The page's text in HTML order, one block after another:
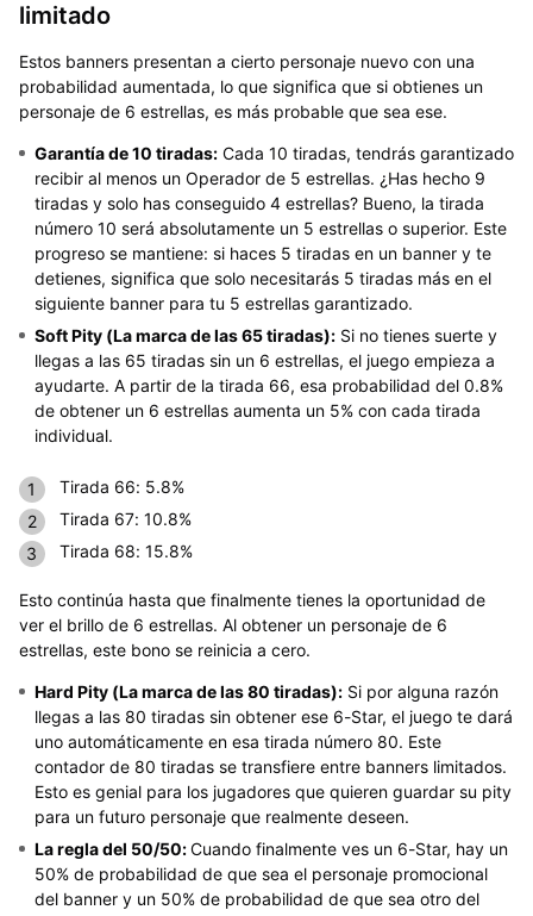
limitado
Estos banners presentan a cierto personaje nuevo con una
probabilidad aumentada, lo que significa que si obtienes un
personaje de 6 estrellas, es más probable que sea ese.
Garantía de 10 tiradas:Cada 10 tiradas, tendrás garantizado
recibir al menos un Operador de 5 estrellas. ¿Has hecho 9
tiradas y solo has conseguido 4 estrellas? Bueno, la tirada
número 10 será absolutamente un 5 estrellas o superior. Este
progreso se mantiene: si haces 5 tiradas en un banner y te
detienes, significa que solo necesitarás 5 tiradas más en el
siguiente banner para tu 5 estrellas garantizado.
Soft Pity (La marca de las 65 tiradas):Si no tienes suerte y
llegas a las 65 tiradas sin un 6 estrellas, el juego empieza a
ayudarte. A partir de la tirada 66, esa probabilidad del 0.8%
de obtener un 6 estrellas aumenta un 5% con cada tirada
individual.
Tirada 66: 5.8%
Tirada 67: 10.8%
Tirada 68: 15.8%
Esto continúa hasta que finalmente tienes la oportunidad de
ver el brillo de 6 estrellas. Al obtener un personaje de 6
estrellas, este bono se reinicia a cero.
Hard Pity (La marca de las 80 tiradas):Si por alguna razón
llegas a las 80 tiradas sin obtener ese 6-Star, el juego te dará
uno automáticamente en esa tirada número 80. Este
contador de 80 tiradas se transfiere entre banners limitados.
Esto es genial para los jugadores que quieren guardar su pity
para un futuro personaje que realmente deseen.
La regla del 50/50:Cuando finalmente ves un 6-Star, hay un
50% de probabilidad de que sea el personaje promocional
del banner y un 50% de probabilidad de que sea otro del